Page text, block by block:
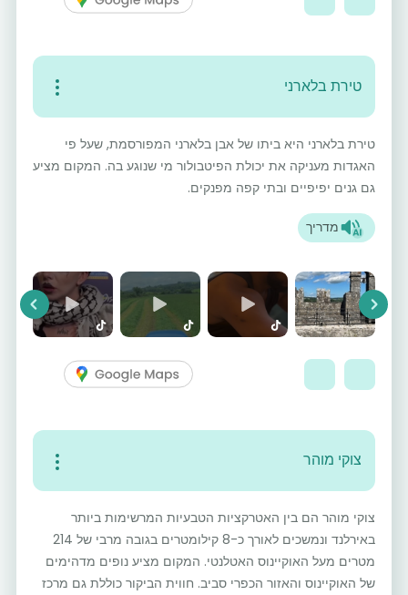
טירת בלארני
טירת בלארני היא ביתו של אבן בלארני המפורסמת, שעל פי
האגדות מעניקה את יכולת הפיטבולור מי שנוגע בה. המקום מציע
גם גנים יפיפיים ובתי קפה מפנקים.
מדריך
Next
צוקי מוהר
צוקי מוהר הם בין האטרקציות הטבעיות המרשימות ביותר
באירלנד ונמשכים לאורך כ-8 קילומטרים בגובה מרבי של 214
מטרים מעל האוקיינוס האטלנטי. המקום מציע נופים מדהימים
של האוקיינוס והאזור הכפרי סביב. חווית הביקור כוללת גם מרכז